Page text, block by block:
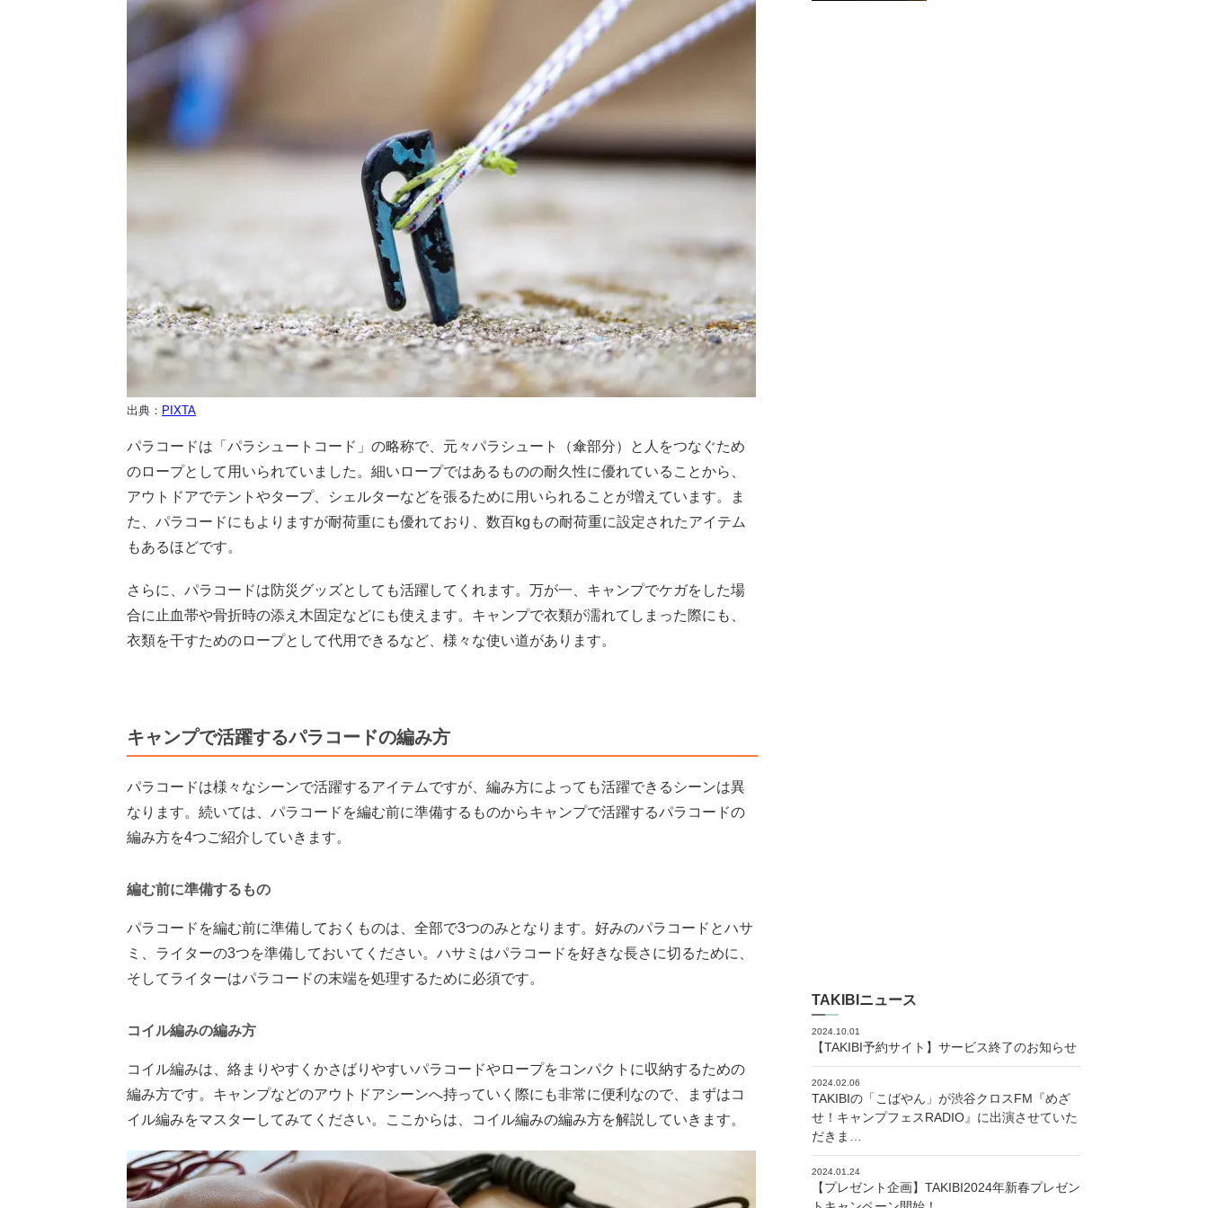
出典： PIXTA
パラコードは「パラシュートコード」の略称で、元々パラシュート（傘部分）と人をつなぐため
のロープとして用いられていました。細いロープではあるものの耐久性に優れていることから、
アウトドアでテントやタープ、シェルターなどを張るために用いられることが増えています。ま
た、パラコードにもよりますが耐荷重にも優れており、数百kgもの耐荷重に設定されたアイテム
もあるほどです。
さらに、パラコードは防災グッズとしても活躍してくれます。万が一、キャンプでケガをした場
合に止血帯や骨折時の添え木固定などにも使えます。キャンプで衣類が濡れてしまった際にも、
衣類を干すためのロープとして代用できるなど、様々な使い道があります。
キャンプで活躍するパラコードの編み方
パラコードは様々なシーンで活躍するアイテムですが、編み方によっても活躍できるシーンは異
なります。続いては、パラコードを編む前に準備するものからキャンプで活躍するパラコードの
編み方を4つご紹介していきます。
編む前に準備するもの
パラコードを編む前に準備しておくものは、全部で3つのみとなります。好みのパラコードとハサ
ミ、ライターの3つを準備しておいてください。ハサミはパラコードを好きな長さに切るために、
そしてライターはパラコードの末端を処理するために必須です。
コイル編みの編み方
コイル編みは、絡まりやすくかさばりやすいパラコードやロープをコンパクトに収納するための
編み方です。キャンプなどのアウトドアシーンへ持っていく際にも非常に便利なので、まずはコ
イル編みをマスターしてみてください。ここからは、コイル編みの編み方を解説していきます。
TAKIBIニュース
2024.10.01
【TAKIBI予約サイト】サービス終了のお知らせ
2024.02.06
TAKIBIの「こばやん」が渋谷クロスFM『めざ
せ！キャンプフェスRADIO』に出演させていた
だきま…
2024.01.24
【プレゼント企画】TAKIBI2024年新春プレゼン